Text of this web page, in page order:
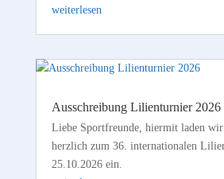
weiterlesen
Ausschreibung Lilienturnier 2026
Liebe Sportfreunde, hiermit laden wir
herzlich zum 36. internationalen
25.10.2026 ein.